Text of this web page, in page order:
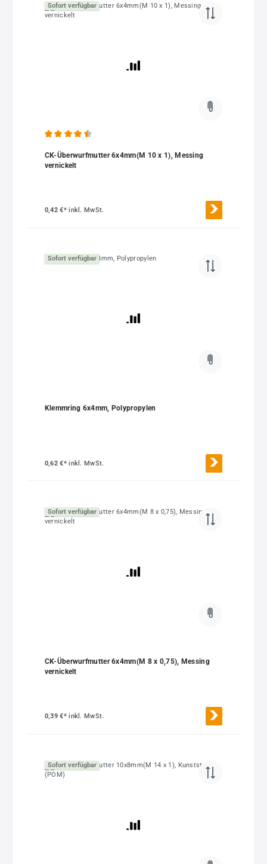
Sofort verfügbar
CK-Überwurfmutter 6x4mm(M 10 x 1), Messing
vernickelt
0,42 €*inkl. MwSt.
Sofort verfügbar
Klemmring 6x4mm, Polypropylen
0,62 €*inkl. MwSt.
Sofort verfügbar
CK-Überwurfmutter 6x4mm(M 8 x 0,75), Messing
vernickelt
0,39 €*inkl. MwSt.
Sofort verfügbar